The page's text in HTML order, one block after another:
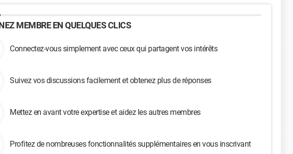
MEMBRE EN QUELQUES CLICS
Connectez-vous simplement avec ceux qui partagent vos intérêts
Suivez vos discussions facilement et obtenez plus de réponses
Mettez en avant votre expertise et aidez les autres membres
Profitez de nombreuses fonctionnalités supplémentaires en vous inscrivant